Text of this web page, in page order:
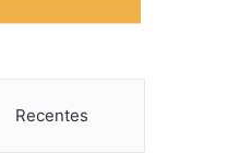
Recentes